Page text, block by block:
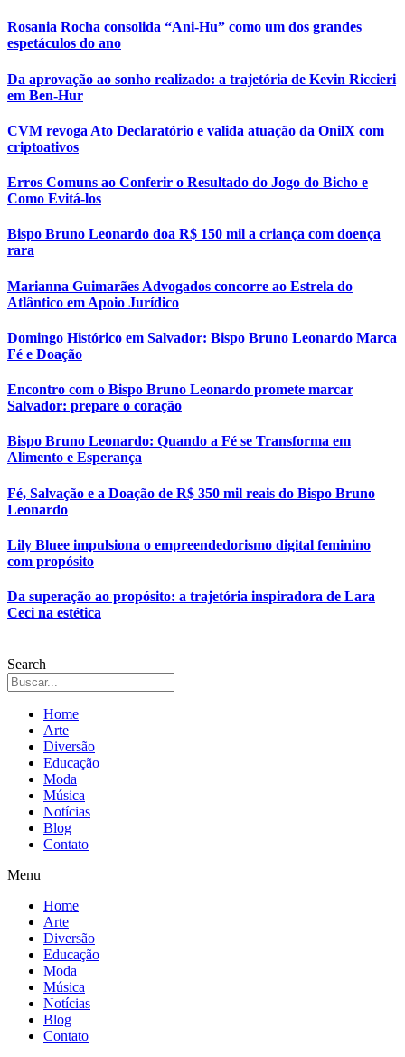
Rosania Rocha consolida “Ani-Hu” como um dos grandes
espetáculos do ano
Da aprovação ao sonho realizado: a trajetória de Kevin Riccieri
em Ben-Hur
CVM revoga Ato Declaratório e valida atuação da OnilX com
criptoativos
Erros Comuns ao Conferir o Resultado do Jogo do Bicho e
Como Evitá-los
Bispo Bruno Leonardo doa R$ 150 mil a criança com doença
rara
Marianna Guimarães Advogados concorre ao Estrela do
Atlântico em Apoio Jurídico
Domingo Histórico em Salvador: Bispo Bruno Leonardo Marca
Fé e Doação
Encontro com o Bispo Bruno Leonardo promete marcar
Salvador: prepare o coração
Bispo Bruno Leonardo: Quando a Fé se Transforma em
Alimento e Esperança
Fé, Salvação e a Doação de R$ 350 mil reais do Bispo Bruno
Leonardo
Lily Bluee impulsiona o empreendedorismo digital feminino
com propósito
Da superação ao propósito: a trajetória inspiradora de Lara
Ceci na estética
Search
Home
Arte
Diversão
Educação
Moda
Música
Notícias
Blog
Contato
Menu
Home
Arte
Diversão
Educação
Moda
Música
Notícias
Blog
Contato